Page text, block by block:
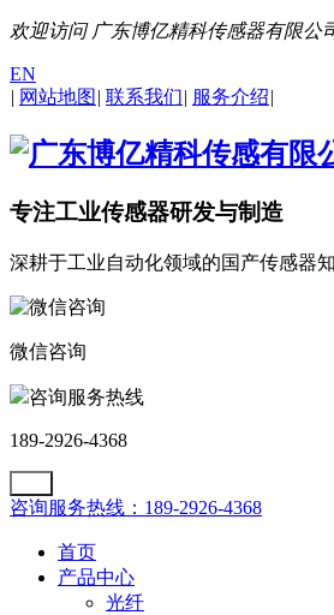
欢迎访问 广东博亿精科传感器有限公
EN
| 网站地图 | 联系我们| 服务介绍|
专注工业传感器研发与制造
深耕于工业自动化领域的国产传感器
微信咨询
咨询服务热线
189-2926-4368
咨询服务热线：189-2926-4368
首页
产品中心
光纤